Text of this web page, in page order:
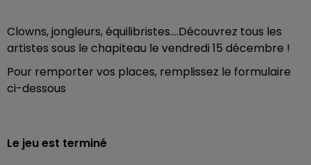
Clowns, jongleurs, équilibristes….Découvrez tous les
artistes sous le chapiteau le vendredi 15 décembre !
Pour remporter vos places, remplissez le formulaire
ci-dessous
Le jeu est terminé